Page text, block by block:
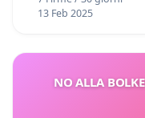
13 Feb 2025
NO ALLA